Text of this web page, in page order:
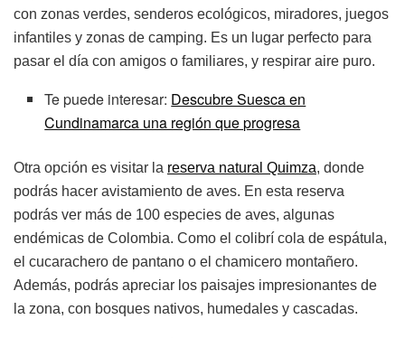
con zonas verdes, senderos ecológicos, miradores, juegos
infantiles y zonas de camping. Es un lugar perfecto para
pasar el día con amigos o familiares, y respirar aire puro.
Te puede interesar: Descubre Suesca en
Cundinamarca una región que progresa
Otra opción es visitar la reserva natural Quimza, donde
podrás hacer avistamiento de aves. En esta reserva
podrás ver más de 100 especies de aves, algunas
endémicas de Colombia. Como el colibrí cola de espátula,
el cucarachero de pantano o el chamicero montañero.
Además, podrás apreciar los paisajes impresionantes de
la zona, con bosques nativos, humedales y cascadas.